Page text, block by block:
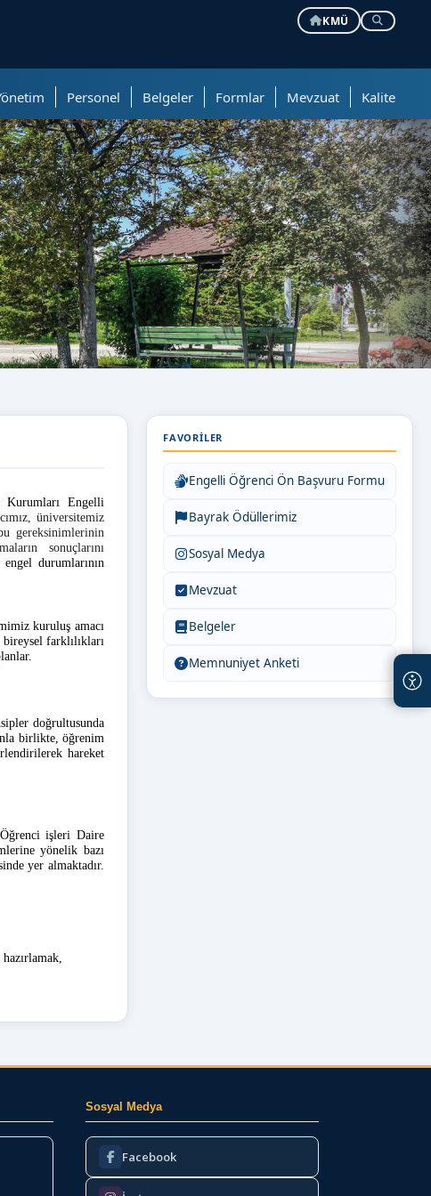
KMÜ
Personel Belgeler Formlar Mevzuat Kalite
Kurumları Engelli
üniversitemiz
gereksinimlerinin
sonuçlarını
durumlarının
kuruluş amacı
farklılıkları
doğrultusunda
birlikte, öğrenim
hareket
işleri Daire
yönelik bazı
yer almaktadır.
FAVORILER
Engelli Öğrenci Ön Başvuru Formu
Bayrak Ödüllerimiz
Sosyal Medya
Mevzuat
Belgeler
Memnuniyet Anketi
Sosyal Medya
Facebook